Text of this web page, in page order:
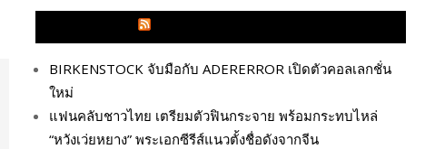
BIRKENSTOCK จับมือกับ ADERERROR เปิดตัวคอลเลกชั่น
ใหม่
แฟนคลับชาวไทย เตรียมตัวฟินกระจาย พร้อมกระทบไหล่
“หวังเว่ยหยาง” พระเอกซีรีส์แนวตั้งชื่อดังจากจีน